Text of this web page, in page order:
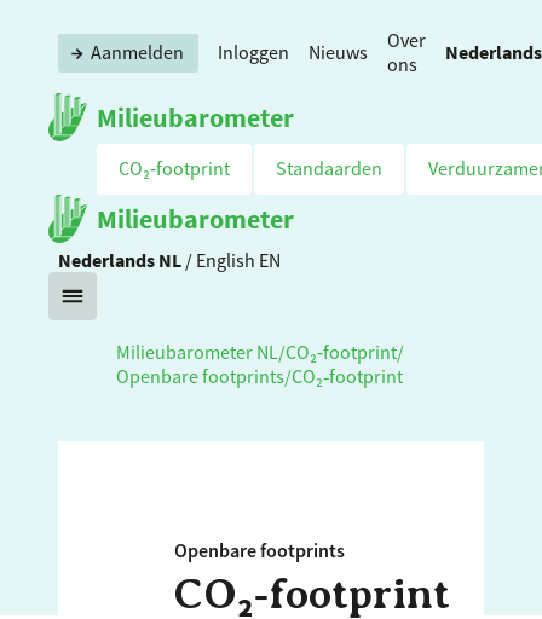
Milieubarometer
Aanmelden Inloggen Nieuws
Over
ons
Nederlands
CO₂‑footprint Standaarden
Milieubarometer
Nederlands NL / English EN
Milieubarometer NL /CO₂‑footprint/
Openbare footprints/CO₂‑footprint
Openbare footprints
CO₂‑footprint